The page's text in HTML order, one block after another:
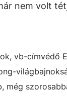
nem volt
vb-címvédő
még